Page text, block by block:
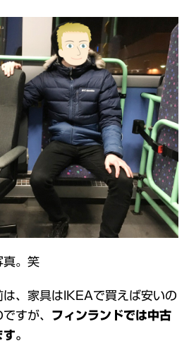
真。笑
は、家具はIKEAで買えば安いの
すが、 フィンランドでは中古
。